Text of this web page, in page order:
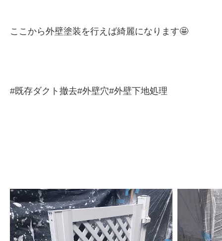
ここから外壁塗装を行えば綺麗になります🤩
#既存ダクト撤去#外壁穴#外壁下地処理